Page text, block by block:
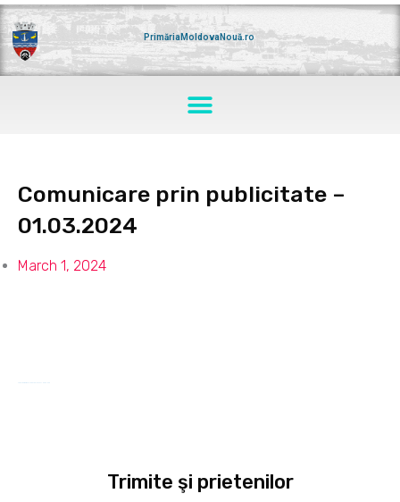
Skip
to
content
PrimăriaMoldovaNouă.ro
Menu
Comunicare prin publicitate –
01.03.2024
March 1, 2024
Trimite şi prietenilor